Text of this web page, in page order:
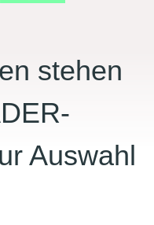
stehen
Auswahl